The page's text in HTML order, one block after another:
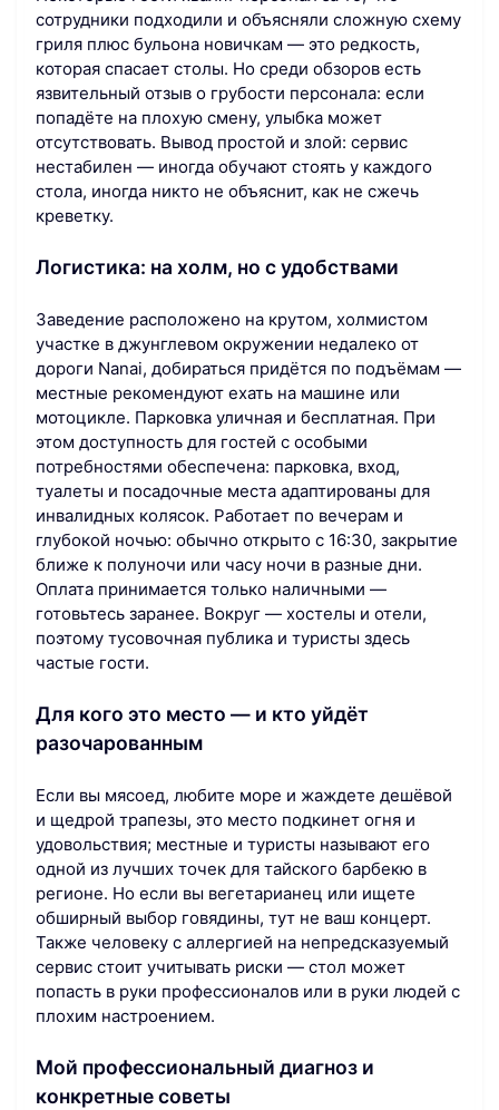
сотрудники подходили и объясняли сложную схему
гриля плюс бульона новичкам — это редкость,
которая спасает столы. Но среди обзоров есть
язвительный отзыв о грубости персонала: если
попадёте на плохую смену, улыбка может
отсутствовать. Вывод простой и злой: сервис
нестабилен — иногда обучают стоять у каждого
стола, иногда никто не объяснит, как не сжечь
креветку.
Логистика: на холм, но с удобствами
Заведение расположено на крутом, холмистом
участке в джунглевом окружении недалеко от
дороги Nanai, добираться придётся по подъёмам —
местные рекомендуют ехать на машине или
мотоцикле. Парковка уличная и бесплатная. При
этом доступность для гостей с особыми
потребностями обеспечена: парковка, вход,
туалеты и посадочные места адаптированы для
инвалидных колясок. Работает по вечерам и
глубокой ночью: обычно открыто с 16:30, закрытие
ближе к полуночи или часу ночи в разные дни.
Оплата принимается только наличными —
готовьтесь заранее. Вокруг — хостелы и отели,
поэтому тусовочная публика и туристы здесь
частые гости.
Для кого это место — и кто уйдёт
разочарованным
Если вы мясоед, любите море и жаждете дешёвой
и щедрой трапезы, это место подкинет огня и
удовольствия; местные и туристы называют его
одной из лучших точек для тайского барбекю в
регионе. Но если вы вегетарианец или ищете
обширный выбор говядины, тут не ваш концерт.
Также человеку с аллергией на непредсказуемый
сервис стоит учитывать риски — стол может
попасть в руки профессионалов или в руки людей с
плохим настроением.
Мой профессиональный диагноз и
конкретные советы